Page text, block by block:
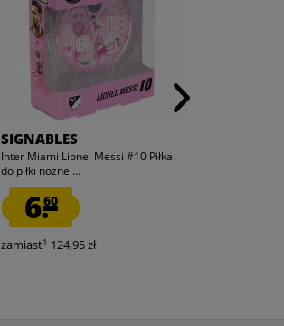
SIGNABLES
Inter Miami Lionel Messi #10 Piłka
do piłki nożnej...
6.60
zamiast1 124,95 zł